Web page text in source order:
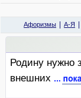
Афоризмы А-Я
Родину
внешних